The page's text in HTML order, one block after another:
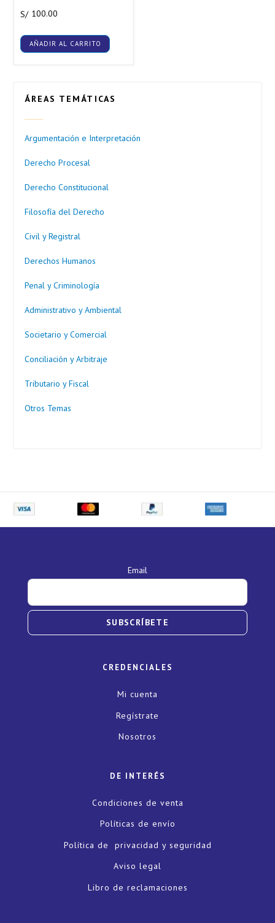
ÁREAS TEMÁTICAS
Argumentación e Interpretación
Derecho Procesal
Derecho Constitucional
Filosofía del Derecho
Civil y Registral
Derechos Humanos
Penal y Criminología
Administrativo y Ambiental
Societario y Comercial
Conciliación y Arbitraje
Tributario y Fiscal
Otros Temas
S/ 100.00
AÑADIR AL CARRITO
Email
SUBSCRÍBETE
CREDENCIALES
Mi cuenta
Regístrate
Nosotros
DE INTERÉS
Condiciones de venta
Políticas de envío
Política de privacidad y seguridad
Aviso legal
Libro de reclamaciones